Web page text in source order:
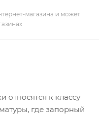
магазина и может
к классу
где запорный